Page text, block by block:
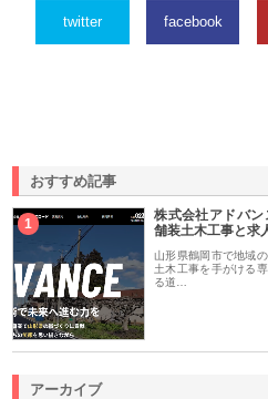
twitter facebook
おすすめ記事
1
株式会社アドバ
舗装土木工事と求
山形県鶴岡市で地域
土木工事を手がける
る道…
アーカイブ